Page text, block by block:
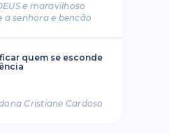
e maravilhoso
senhora e bencão
quem se esconde
Cristiane Cardoso